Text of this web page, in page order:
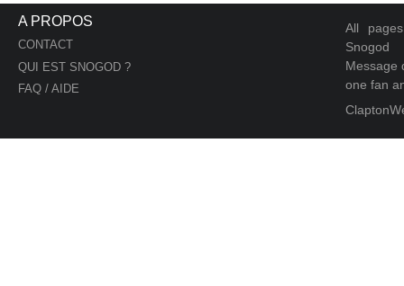
A PROPOS
CONTACT
QUI EST SNOGOD ?
FAQ / AIDE
All
Snogod
Message
one fan